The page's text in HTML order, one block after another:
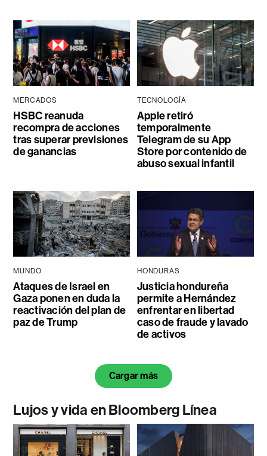
MERCADOS
HSBC reanuda
recompra de acciones
tras superar previsiones
de ganancias
TECNOLOGÍA
Apple retiró
temporalmente
Telegram de su App
Store por contenido de
abuso sexual infantil
MUNDO
Ataques de Israel en
Gaza ponen en duda la
reactivación del plan de
paz de Trump
HONDURAS
Justicia hondureña
permite a Hernández
enfrentar en libertad
caso de fraude y lavado
de activos
Cargar más
Lujos y vida en Bloomberg Línea